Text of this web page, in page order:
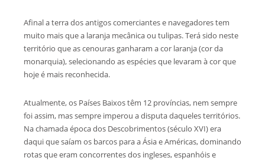
Afinal a terra dos antigos comerciantes e navegadores tem
muito mais que a laranja mecânica ou tulipas. Terá sido neste
território que as cenouras ganharam a cor laranja (cor da
monarquia), selecionando as espécies que levaram à cor que
hoje é mais reconhecida.
Atualmente, os Países Baixos têm 12 províncias, nem sempre
foi assim, mas sempre imperou a disputa daqueles territórios.
Na chamada época dos Descobrimentos (século XVI) era
daqui que saíam os barcos para a Ásia e Américas, dominando
rotas que eram concorrentes dos ingleses, espanhóis e